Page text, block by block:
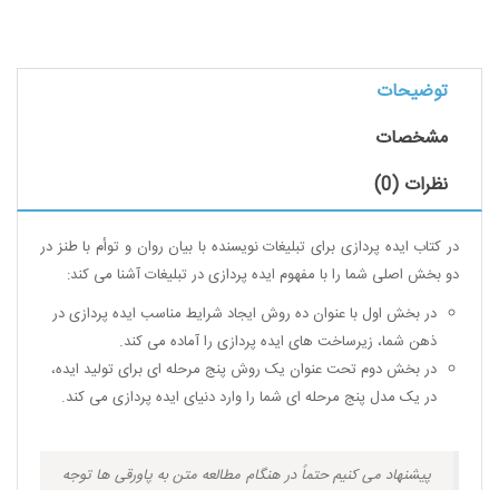
توضیحات
مشخصات
نظرات (0)
در کتاب ایده پردازی برای تبلیغات نویسنده با بیان روان و توأم با طنز در
دو بخش اصلی شما را با مفهوم ایده پردازی در تبلیغات آشنا می کند:
در بخش اول با عنوان ده روش ایجاد شرایط مناسب ایده پردازی در
ذهن شما،‌ زیرساخت های ایده پردازی را آماده می کند.
در بخش دوم تحت عنوان یک روش پنج مرحله ای برای تولید ایده،‌
در یک مدل پنج مرحله ای شما را وارد دنیای ایده پردازی می کند.
پیشنهاد می کنیم حتماً در هنگام مطالعه متن به پاورقی ها توجه